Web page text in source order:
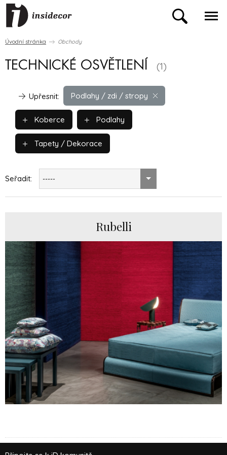
Úvodní stránka Obchody
TECHNICKÉ OSVĚTLENÍ (1)
Podlahy / zdi / stropy
Upřesnit:
Koberce Podlahy
Tapety / Dekorace
Seřadit: -----
Rubelli